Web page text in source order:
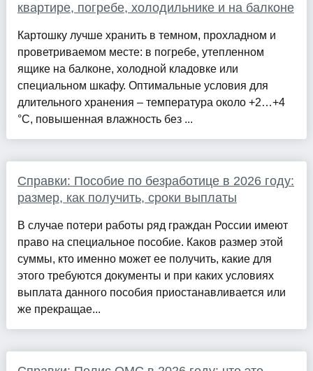
квартире, погребе, холодильнике и на балконе
Картошку лучше хранить в темном, прохладном и
проветриваемом месте: в погребе, утепленном
ящике на балконе, холодной кладовке или
специальном шкафу. Оптимальные условия для
длительного хранения – температура около +2…+4
°C, повышенная влажность без ...
Справки: Пособие по безработице в 2026 году:
размер, как получить, сроки выплаты
В случае потери работы ряд граждан России имеют
право на специальное пособие. Каков размер этой
суммы, кто именно может ее получить, какие для
этого требуются документы и при каких условиях
выплата данного пособия приостанавливается или
же прекращае...